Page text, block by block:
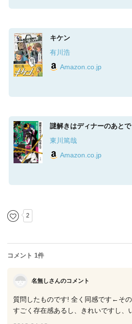
キケン
有川浩
Amazon.co.jp
謎解きはディナーのあとで
東川篤哉
Amazon.co.jp
2
コメント 1件
名無しさんのコメント
質問したものです! 全く同感です←そ
すごく存在感あるし、きれいですし、